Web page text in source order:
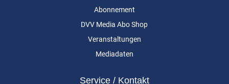
Abonnement
DVV Media Abo Shop
Veranstaltungen
Mediadaten
Service / Kontakt